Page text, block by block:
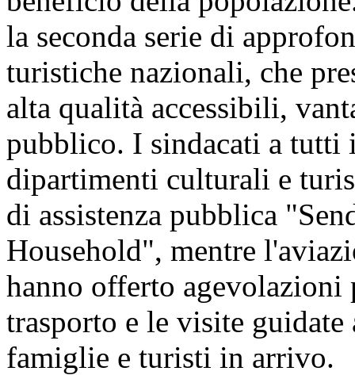
la seconda serie di
turistiche nazionali, che
alta qualità accessibili,
pubblico. I sindacati a
dipartimenti culturali e
di assistenza pubblica
Household", mentre
hanno offerto
trasporto e le visite
famiglie e turisti in arrivo.